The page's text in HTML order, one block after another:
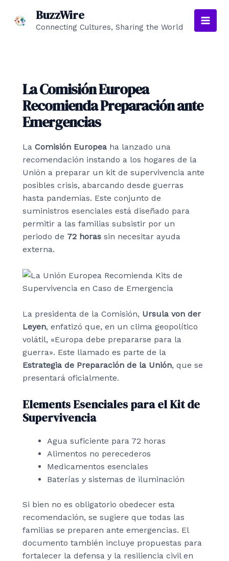
contenido
BuzzWire
Connecting Cultures, Sharing the World
Main
La Comisión Europea
Recomienda Preparación ante
Emergencias
La Comisión Europea ha lanzado una
recomendación instando a los hogares de la
Unión a preparar un kit de supervivencia ante
posibles crisis, abarcando desde guerras
hasta pandemias. Este conjunto de
suministros esenciales está diseñado para
permitir a las familias subsistir por un
periodo de 72 horas sin necesitar ayuda
externa.
La presidenta de la Comisión, Ursula von der
Leyen, enfatizó que, en un clima geopolítico
volátil, «Europa debe prepararse para la
guerra». Este llamado es parte de la
Estrategia de Preparación de la Unión, que se
presentará oficialmente.
Elements Esenciales para el Kit de
Supervivencia
Agua suficiente para 72 horas
Alimentos no perecederos
Medicamentos esenciales
Baterías y sistemas de iluminación
Si bien no es obligatorio obedecer esta
recomendación, se sugiere que todas las
familias se preparen ante emergencias. El
documento también incluye propuestas para
fortalecer la defensa y la resiliencia civil en